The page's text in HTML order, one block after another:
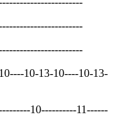
10-13-10----10-13-
10----------11------